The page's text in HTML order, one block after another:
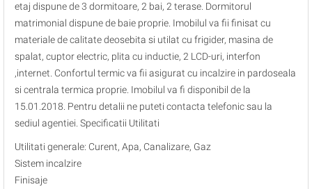
etaj dispune de 3 dormitoare, 2 bai, 2 terase. Dormitorul
matrimonial dispune de baie proprie. Imobilul va fii finisat cu
materiale de calitate deosebita si utilat cu frigider, masina de
spalat, cuptor electric, plita cu inductie, 2 LCD-uri, interfon
,internet. Confortul termic va fii asigurat cu incalzire in pardoseala
si centrala termica proprie. Imobilul va fi disponibil de la
15.01.2018. Pentru detalii ne puteti contacta telefonic sau la
sediul agentiei. Specificatii Utilitati
Utilitati generale: Curent, Apa, Canalizare, Gaz
Sistem incalzire
Finisaje